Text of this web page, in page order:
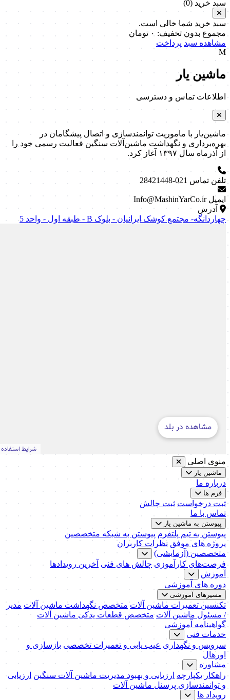
سبد خرید (0
)
سبد خرید شما خالی است.
مجموع بدون تخفیف: ۰ تومان
مشاهده سبد پرداخت
M
ماشین یار
اطلاعات تماس و دسترسی
ماشین‌یار با ماموریت توانمندسازی و اتصال پیشگامان در
بهره‌برداری و نگهداشت ماشین‌آلات سنگین فعالیت رسمی خود را
از آذرماه سال ۱۳۹۷ آغاز کرد.
تلفن تماس 021-28421448
ایمیل Info@MashinYarCo.ir
آدرس
چهاردانگه- مجتمع کوشک ایرانیان - بلوک B - طبقه اول - واحد 5
منوی اصلی
ماشین یار
درباره ما
فرم ها
ثبت درخواست ثبت چالش
تماس با ما
پیوستن به ماشین یار
پیوستن به تیم پلتفرم پیوستن به شبکه متخصصین
پروژه های موفق نظرات کاربران
متخصصین (آزمایشی)
فرصت‌های کارآموزی چالش های فنی آخرین رویدادها
آموزش
دوره های آموزشی
مسیرهای آموزشی
تکنسین تعمیرات ماشین آلات متخصص نگهداشت ماشین آلات مدیر
/ مسئول ماشین آلات متخصص قطعات یدکی ماشین آلات
گواهینامه آموزشی
خدمات فنی
سرویس و نگهداری عیب یابی و تعمیرات تخصصی بازسازی و
اورهال
مشاوره
راهکار یکپارچه ارزیابی و بهبود مدیریت ماشین آلات سنگین ارزیابی
و توانمندسازی پرسنل ماشین آلات
رویداد ها